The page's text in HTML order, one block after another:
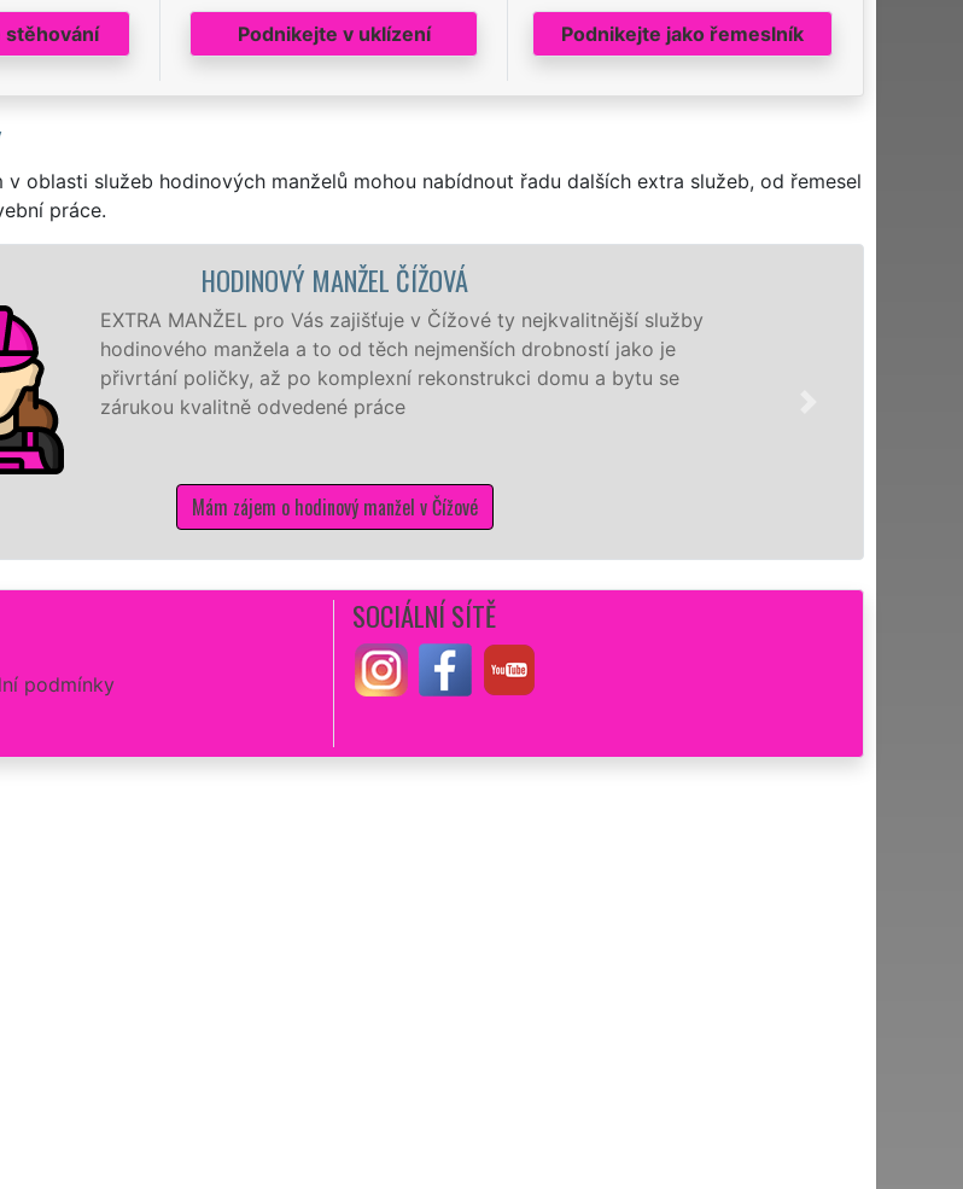
stěhování Podnikejte v uklízení Podnikejte jako řemeslník
v oblasti služeb hodinových manželů mohou nabídnout řadu dalších extra služeb, od řemesel
práce.
Vás zajišťuje v Čížové ty nejkvalitnější služby
a to od těch nejmenších drobností jako je
komplexní rekonstrukci domu a bytu se
práce
podmínky
SOCIÁLNÍ SÍTĚ